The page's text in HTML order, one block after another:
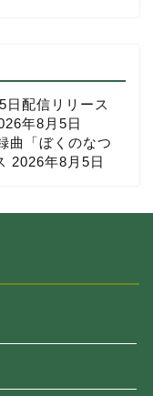
日配信リリース
年8月5日
曲「ぼくのなつ
2026年8月5日